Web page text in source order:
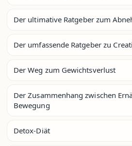
Der ultimative Ratgeber zum
Der umfassende Ratgeber zu
Der Weg zum Gewichtsverlust
Der Zusammenhang zwischen
Bewegung
Detox-Diät